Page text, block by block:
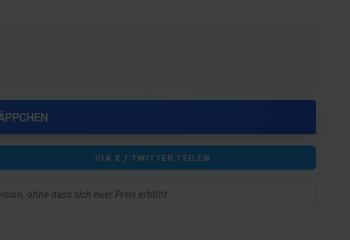
VIA X / TWITTER TEILEN
ohne dass sich euer Preis erhöht.